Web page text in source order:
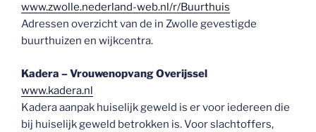
www.zwolle.nederland-web.nl/r/Buurthuis
Adressen overzicht van de in Zwolle gevestigde
buurthuizen en wijkcentra.
Kadera – Vrouwenopvang Overijssel
www.kadera.nl
Kadera aanpak huiselijk geweld is er voor iedereen die
bij huiselijk geweld betrokken is. Voor slachtoffers,